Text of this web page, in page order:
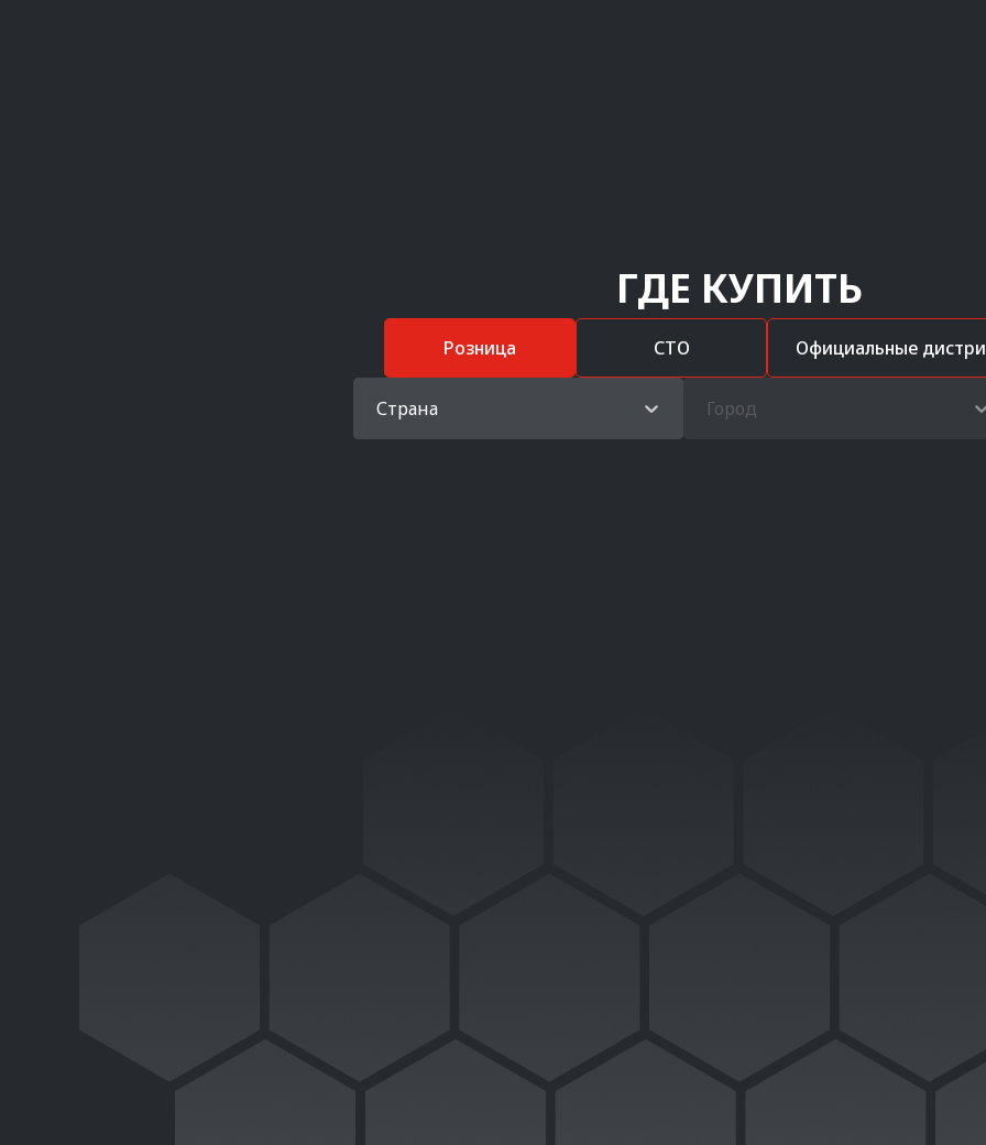
ГДЕ КУПИТЬ
Розница СТО Официальные
Страна Город